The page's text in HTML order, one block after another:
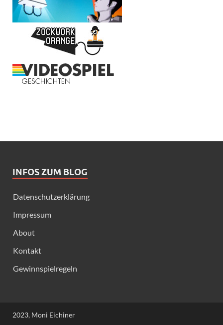
INFOS ZUM BLOG
Datenschutzerklärung
Impressum
About
Kontakt
Gewinnspielregeln
2023, Moni Eichiner